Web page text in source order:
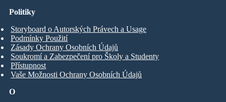
O
Politiky
Storyboard o Autorských Právech a Usage
Podmínky Použití
Zásady Ochrany Osobních Údajů
Soukromí a Zabezpečení pro Školy a Studenty
Přístupnost
Vaše Možnosti Ochrany Osobních Údajů